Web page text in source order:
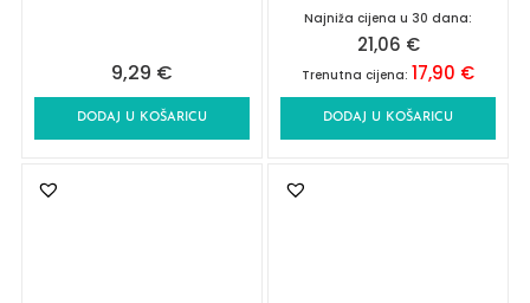
9,29 €
DODAJ U KOŠARICU
Najniža cijena u 30 dana:
21,06 €
Trenutna cijena: 17,90 €
DODAJ U KOŠARICU